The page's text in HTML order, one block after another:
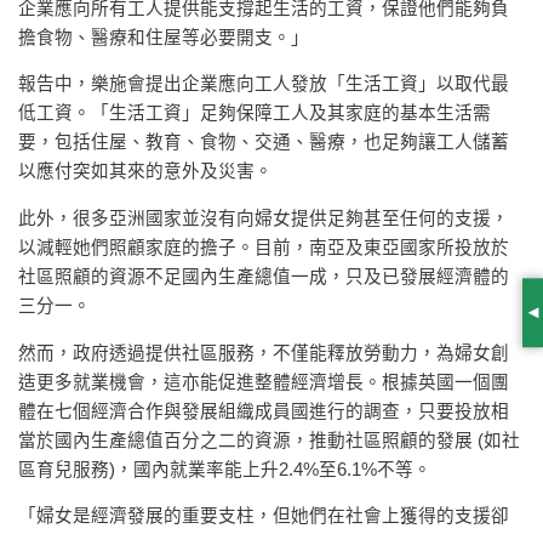
企業應向所有工人提供能支撐起生活的工資，保證他們能夠負
擔食物、醫療和住屋等必要開支。」
報告中，樂施會提出企業應向工人發放「生活工資」以取代最
低工資。「生活工資」足夠保障工人及其家庭的基本生活需
要，包括住屋、教育、食物、交通、醫療，也足夠讓工人儲蓄
以應付突如其來的意外及災害。
此外，很多亞洲國家並沒有向婦女提供足夠甚至任何的支援，
以減輕她們照顧家庭的擔子。目前，南亞及東亞國家所投放於
社區照顧的資源不足國內生產總值一成，只及已發展經濟體的
三分一。
然而，政府透過提供社區服務，不僅能釋放勞動力，為婦女創
造更多就業機會，這亦能促進整體經濟增長。根據英國一個團
體在七個經濟合作與發展組織成員國進行的調查，只要投放相
當於國內生產總值百分之二的資源，推動社區照顧的發展 (如社
區育兒服務)，國內就業率能上升2.4%至6.1%不等。
「婦女是經濟發展的重要支柱，但她們在社會上獲得的支援卻